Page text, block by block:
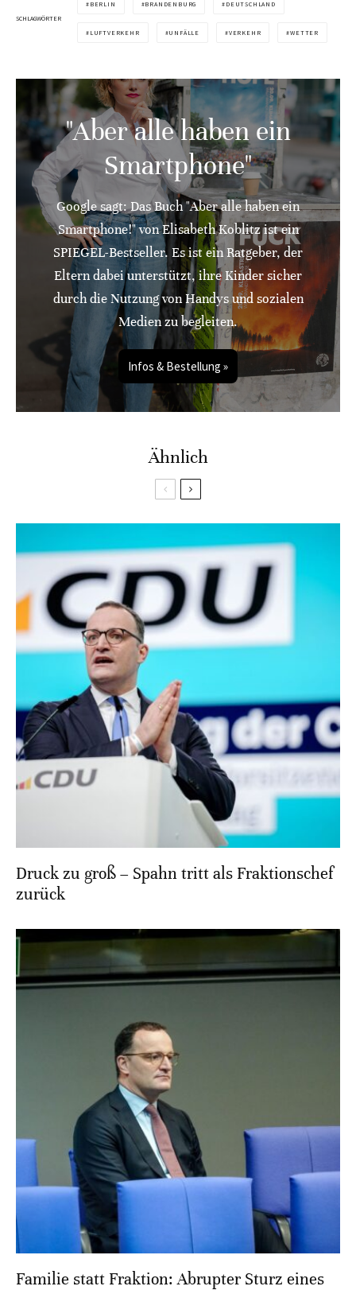
SCHLAGWÖRTER
BERLIN BRANDENBURG DEUTSCHLAND
LUFTVERKEHR UNFÄLLE VERKEHR WETTER
"Aber alle haben ein
Smartphone"
Google sagt: Das Buch "Aber alle haben ein
Smartphone!" von Elisabeth Koblitz ist ein
SPIEGEL-Bestseller. Es ist ein Ratgeber, der
Eltern dabei unterstützt, ihre Kinder sicher
durch die Nutzung von Handys und sozialen
Medien zu begleiten.
Infos & Bestellung »
Ähnlich
Druck zu groß – Spahn tritt als Fraktionschef
zurück
Familie statt Fraktion: Abrupter Sturz eines